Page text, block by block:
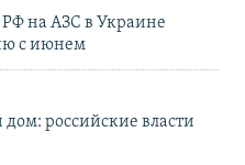
РФ на АЗС в Украине
с июнем
российские власти